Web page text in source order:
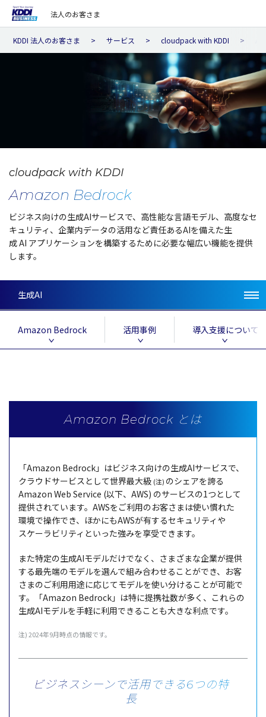
法人のお客さま
KDDI 法人のお客さま サービス cloudpack with KDDI
cloudpack with KDDI
Amazon Bedrock
ビジネス向けの生成AIサービスで、高性能な言語モデル、高度なセ
キュリティ、企業内データの活用など責任あるAIを備えた生
成 AI アプリケーションを構築するために必要な幅広い機能を提供
します。
生成AI
Amazon Bedrock 活用事例 導入支援について
Amazon Bedrock とは
「Amazon Bedrock」はビジネス向けの生成AIサービスで、
クラウドサービスとして世界最大級 (注) のシェアを誇る
Amazon Web Service (以下、AWS) のサービスの1つとして
提供されています。AWSをご利用のお客さまは使い慣れた
環境で操作でき、ほかにもAWSが有するセキュリティ や
スケーラビリティ といった強みを享受できます。
また特定の生成AIモデルだけでなく、さまざまな企業が提供
する最先端のモデルを選んで組み合わせることができ、お客
さまのご利用用途に応じてモデルを使い分けることが可能で
す。「Amazon Bedrock」は特に提携社数が多く、これらの
生成AIモデルを手軽に利用できることも大きな利点です。
注) 2024年9月時点の情報です。
ビジネスシーンで活用できる6つの特
長